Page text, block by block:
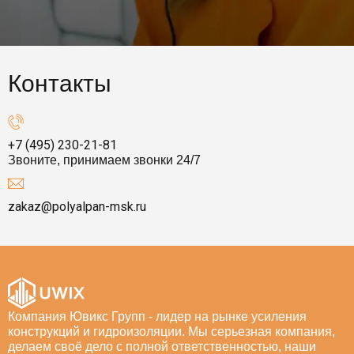
Контакты
+7 (495) 230-21-81
Звоните, принимаем звонки 24/7
zakaz@polyalpan-msk.ru
Компания Ювикс Групп - лидер на рынке усиления
конструкций и гидроизоляции. Мы серьезная компания,
делаем своё дело с полной ответственностью, наши